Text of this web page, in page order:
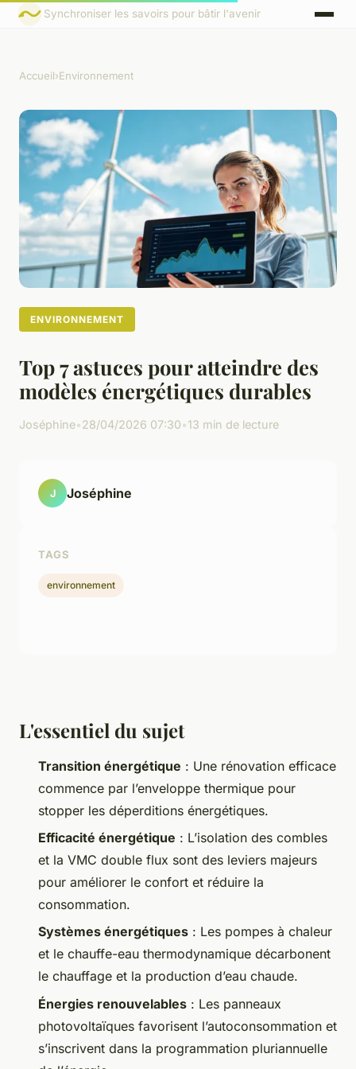
Synchroniser les savoirs pour bâtir l'avenir
Accueil›Environnement
ENVIRONNEMENT
Top 7 astuces pour atteindre des
modèles énergétiques durables
Joséphine•28/04/2026 07:30•13 min de lecture
L'essentiel du sujet
Transition énergétique : Une rénovation efficace
commence par l’enveloppe thermique pour
stopper les déperditions énergétiques.
Efficacité énergétique : L’isolation des combles
et la VMC double flux sont des leviers majeurs
pour améliorer le confort et réduire la
consommation.
Systèmes énergétiques : Les pompes à chaleur
et le chauffe-eau thermodynamique décarbonent
le chauffage et la production d’eau chaude.
Énergies renouvelables : Les panneaux
photovoltaïques favorisent l’autoconsommation et
s’inscrivent dans la programmation pluriannuelle
J Joséphine
TAGS
environnement